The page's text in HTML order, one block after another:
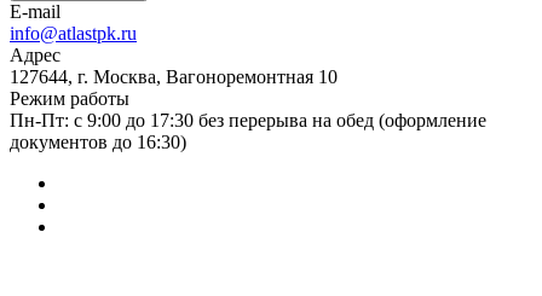
E-mail
info@atlastpk.ru
Адрес
127644, г. Москва, Вагоноремонтная 10
Режим работы
Пн-Пт: с 9:00 до 17:30 без перерыва на обед (оформление
документов до 16:30)